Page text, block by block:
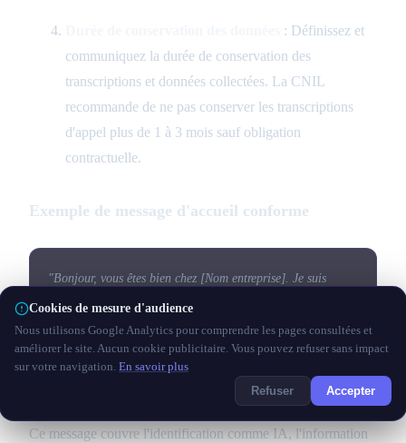
: Définissez et
communiquez la durée de conservation des
transcriptions et données collectées. La CNIL
recommande de ne pas conserver les transcriptions
d'appel plus de 1 à 3 mois sauf obligation
contractuelle.
Exemple de message d'accueil conforme
"Bonjour, vous êtes bien chez [Nom entreprise]. Je suis
Sophie, un assistant vocal automatisé. Cet appel peut être
enregistré à des fins de qualité. Vous pouvez me demander à
tout moment d'être mis en relation avec un de nos
collaborateurs. Comment puis-je vous aider ?"
Ce message couvre l'identification comme IA, l'information
Cookies de mesure d'audience
Nous utilisons Google Analytics pour comprendre les pages consultées et
améliorer le site. Aucun cookie publicitaire. Vous pouvez refuser sans impact
sur votre navigation. En savoir plus
Refuser Accepter